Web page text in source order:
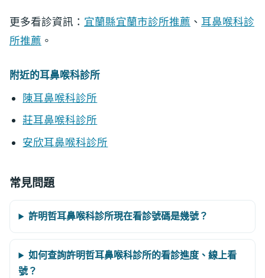
更多看診資訊： 宜蘭縣宜蘭市診所推薦 、 耳鼻喉科診
所推薦 。
附近的耳鼻喉科診所
陳耳鼻喉科診所
莊耳鼻喉科診所
安欣耳鼻喉科診所
常見問題
許明哲耳鼻喉科診所現在看診號碼是幾號？
如何查詢許明哲耳鼻喉科診所的看診進度、線上看
號？